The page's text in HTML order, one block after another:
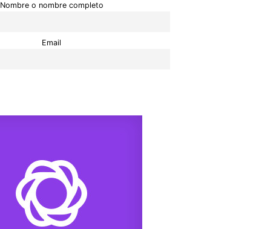
Nombre o nombre completo
Email